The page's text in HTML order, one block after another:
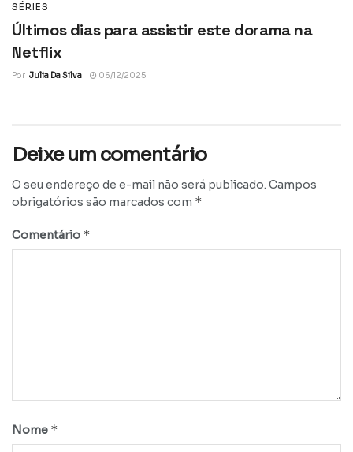
SÉRIES
Últimos dias para assistir este dorama na
Netflix
Por Julia Da Silva 06/12/2025
Deixe um comentário
O seu endereço de e-mail não será publicado. Campos
obrigatórios são marcados com *
Comentário *
Nome *